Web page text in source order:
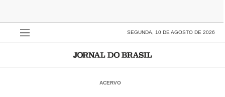
SEGUNDA, 10 DE AGOSTO DE 2026
ACERVO